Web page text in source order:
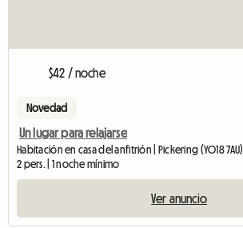
$42 / noche
Novedad
Un lugar para relajarse
Habitación en casa del anfitrión | Pickering (YO18 7AU)
2 pers. | 1 noche mínimo
Ver anuncio